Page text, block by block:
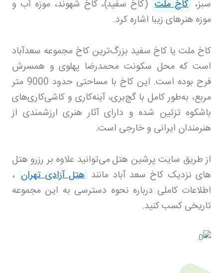
سبز، کاخ ملت (کاخ سفید)، کاخ شهوند، موزه آب و
موزه هنرهای زیبا اشاره کرد.
کاخ ملت یا کاخ سفید بزرگ‌ترین کاخ مجموعه سعدآباد
است که محل سکونت محمدرضا پهلوی و همسرش
فرح بوده است. این کاخ با مساحتی حدود 9000 متر
مربع، به‌طور کامل با گچ‌بری، آینه‌کاری و کاشی‌کاری‌های
باشکوه تزئین شده و دارای آثار هنری ارزشمندی از
هنرمندان ایرانی و خارجی است.
از طریق سایت پرشین هتلمی‌توانید علاوه بر رزرو هتل
های نزدیک کاخ سعد آباد مانند هتل آزادی تهران ،
اطلاعات کاملی درباره نحوه دسترسی به این مجموعه
تاریخی کسب کنید.